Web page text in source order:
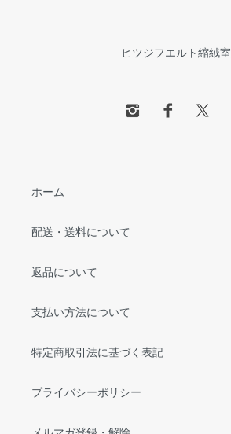
ヒツジフエルト縮絨室
ホーム
配送・送料について
返品について
支払い方法について
特定商取引法に基づく表記
プライバシーポリシー